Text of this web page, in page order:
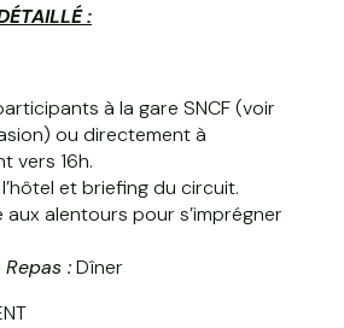
:
à la gare SNCF (voir
ou directement à
vers 16h.
et briefing du circuit.
aux alentours pour s’imprégner
Repas :Dîner